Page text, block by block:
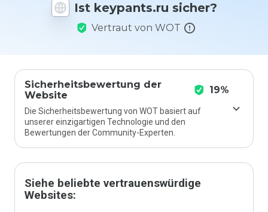
Ist keypants.ru sicher?
Vertraut von WOT
Sicherheitsbewertung der
Website
19%
Die Sicherheitsbewertung von WOT basiert auf
unserer einzigartigen Technologie und den
Bewertungen der Community-Experten.
Siehe beliebte vertrauenswürdige
Websites:
Skala von